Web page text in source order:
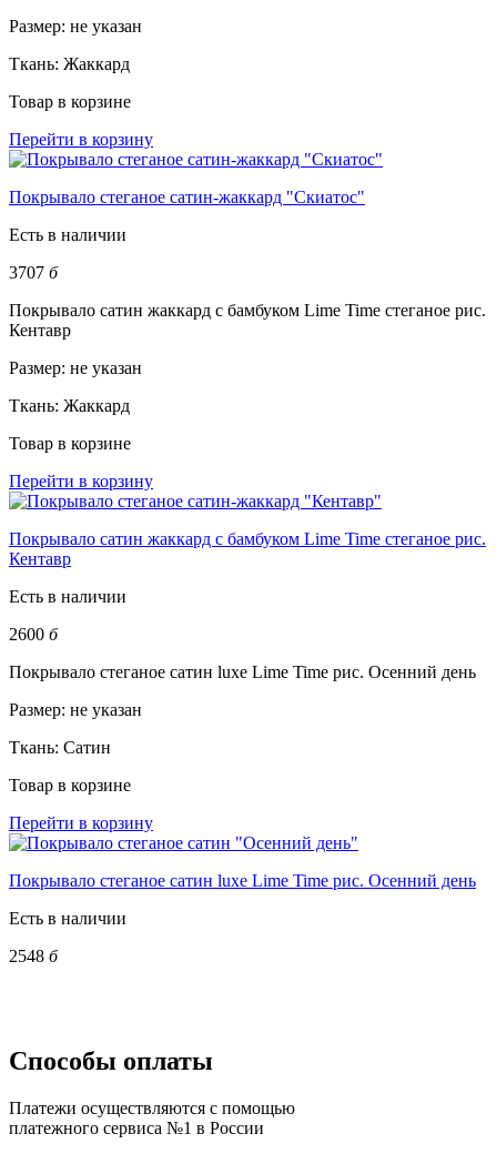
Размер: не указан
Ткань: Жаккард
Товар в корзине
Перейти в корзину
Покрывало стеганое сатин-жаккард "Скиатос"
Есть в наличии
3707 б
Покрывало сатин жаккард с бамбуком Lime Time стеганое рис.
Кентавр
Размер: не указан
Ткань: Жаккард
Товар в корзине
Перейти в корзину
Покрывало сатин жаккард с бамбуком Lime Time стеганое рис.
Кентавр
Есть в наличии
2600 б
Покрывало стеганое сатин luxe Lime Time рис. Осенний день
Размер: не указан
Ткань: Сатин
Товар в корзине
Перейти в корзину
Покрывало стеганое сатин luxe Lime Time рис. Осенний день
Есть в наличии
2548 б
Способы оплаты
Платежи осуществляются с помощью
платежного сервиса №1 в России